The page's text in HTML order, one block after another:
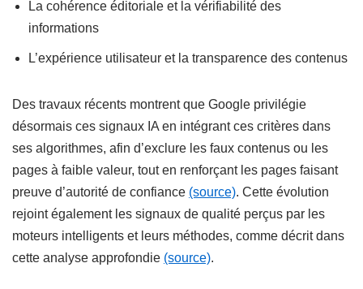
La cohérence éditoriale et la vérifiabilité des
informations
L’expérience utilisateur et la transparence des contenus
Des travaux récents montrent que Google privilégie
désormais ces signaux IA en intégrant ces critères dans
ses algorithmes, afin d’exclure les faux contenus ou les
pages à faible valeur, tout en renforçant les pages faisant
preuve d’autorité de confiance (source). Cette évolution
rejoint également les signaux de qualité perçus par les
moteurs intelligents et leurs méthodes, comme décrit dans
cette analyse approfondie (source).